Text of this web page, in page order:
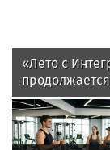
«Лето с
—
месяц